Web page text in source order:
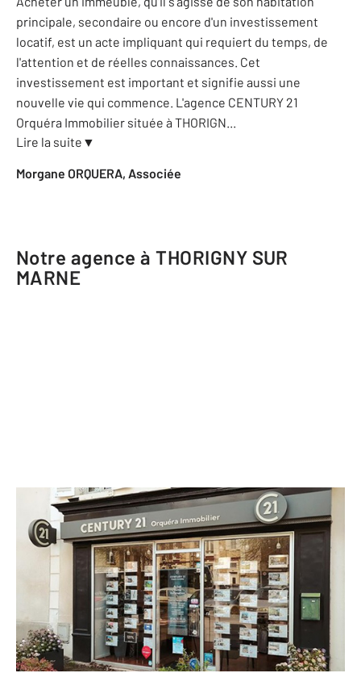
principale, secondaire ou encore d'un investissement
locatif, est un acte impliquant qui requiert du temps, de
l'attention et de réelles connaissances. Cet
investissement est important et signifie aussi une
nouvelle vie qui commence. L'agence CENTURY 21
Orquéra Immobilier située à THORIGN
Lire la suite ▼
Morgane ORQUERA, Associée
Notre agence à THORIGNY SUR
MARNE
CENTURY 21 Orquéra Immobilier
6 Place du Général Leclerc
THORIGNY SUR MARNE - 77400
Envoyer un message
Téléphoner à l'agence